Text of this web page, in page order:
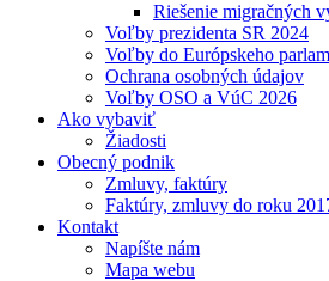
Riešenie migračných
Voľby prezidenta SR 2024
Voľby do Európskeho
Ochrana osobných údajov
Voľby OSO a VúC 2026
Ako vybaviť
Žiadosti
Obecný podnik
Zmluvy, faktúry
Faktúry, zmluvy do roku
Kontakt
Napíšte nám
Mapa webu